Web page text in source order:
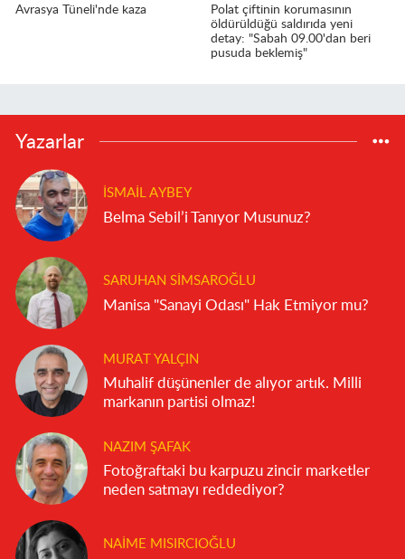
Avrasya Tüneli'nde kaza
Polat çiftinin korumasının
öldürüldüğü saldırıda yeni
detay: "Sabah 09.00'dan beri
pusuda beklemiş"
Yazarlar
İSMAIL AYBEY
Belma Sebil’i Tanıyor Musunuz?
SARUHAN SIMSAROĞLU
Manisa "Sanayi Odası" Hak Etmiyor mu?
MURAT YALÇIN
Muhalif düşünenler de alıyor artık. Milli
markanın partisi olmaz!
NAZIM ŞAFAK
Fotoğraftaki bu karpuzu zincir marketler
neden satmayı reddediyor?
NAIME MISIRCIOĞLU